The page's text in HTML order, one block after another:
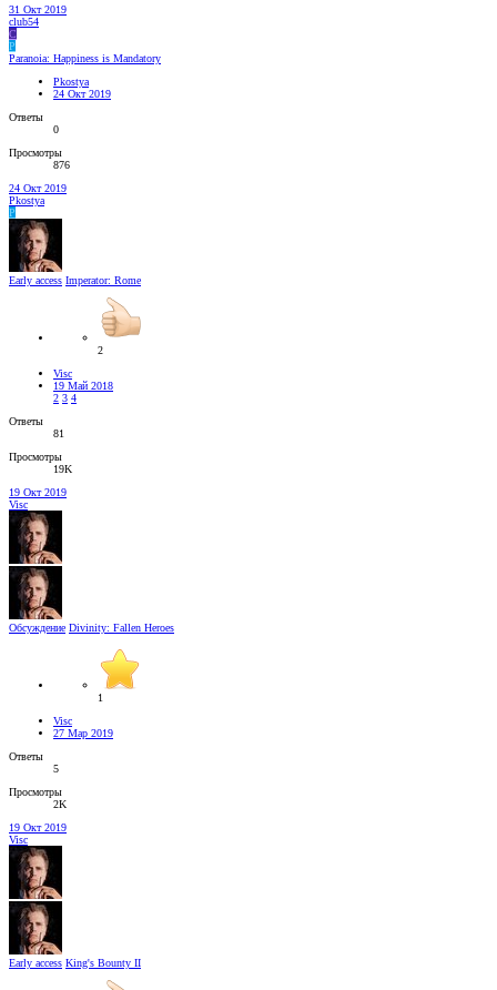
31 Окт 2019
club54
C
P
Paranoia: Happiness is Mandatory
Pkostya
24 Окт 2019
Ответы
0
Просмотры
876
24 Окт 2019
Pkostya
P
Early access Imperator: Rome
2
Visc
19 Май 2018
2 3 4
Ответы
81
Просмотры
19K
19 Окт 2019
Visc
Обсуждение Divinity: Fallen Heroes
1
Visc
27 Мар 2019
Ответы
5
Просмотры
2K
19 Окт 2019
Visc
Early access King's Bounty II